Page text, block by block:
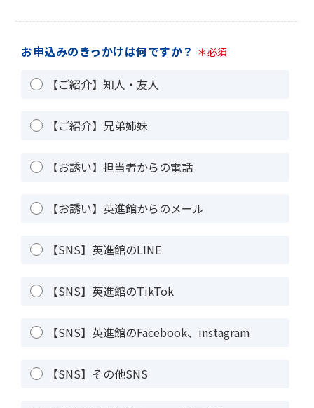
お申込みのきっかけは何ですか？ ＊必須
【ご紹介】知人・友人
【ご紹介】兄弟姉妹
【お誘い】担当者からの電話
【お誘い】英進館からのメール
【SNS】英進館のLINE
【SNS】英進館のTikTok
【SNS】英進館のFacebook、instagram
【SNS】その他SNS